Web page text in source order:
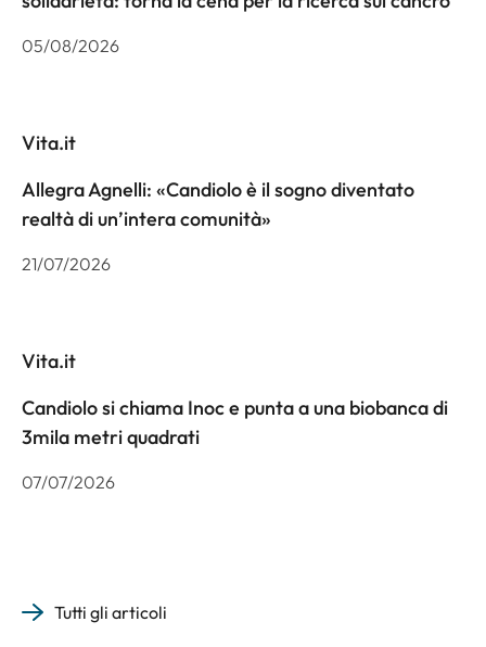
05/08/2026
Vita.it
Allegra Agnelli: «Candiolo è il sogno diventato
realtà di un’intera comunità»
21/07/2026
Vita.it
Candiolo si chiama Inoc e punta a una biobanca di
3mila metri quadrati
07/07/2026
Tutti gli articoli